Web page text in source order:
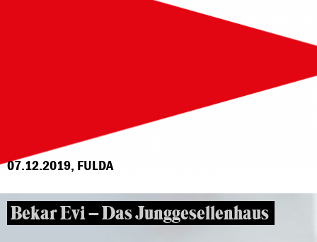
07.12.2019, FULDA
Bekar Evi – Das Junggesellenhaus